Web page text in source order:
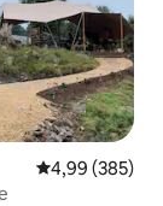
Gemiddelde
4,99 (385)